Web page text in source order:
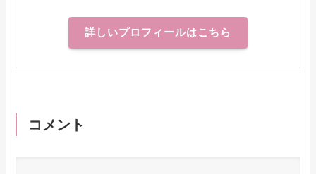
詳しいプロフィールはこちら
コメント